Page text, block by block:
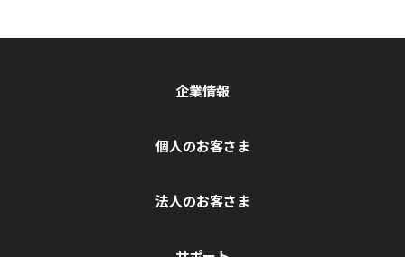
企業情報
個人のお客さま
法人のお客さま